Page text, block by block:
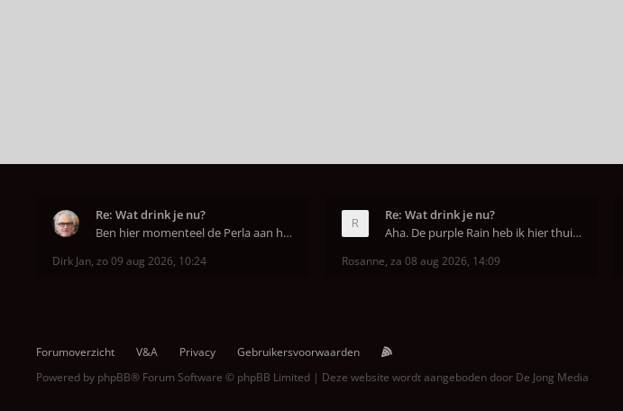
Re: Wat drink je nu?
Ben hier momenteel de Perla aan het uitproberen. D
Dirk Jan, zo 09 aug 2026, 10:24
Re: Wat drink je nu?
Aha. De purple Rain heb ik hier thuis ook op de mo
Rosanne, za 08 aug 2026, 14:09
Forumoverzicht V&A Privacy Gebruikersvoorwaarden
Powered by phpBB® Forum Software © phpBB Limited | Deze website wordt aangeboden door De Jong Media